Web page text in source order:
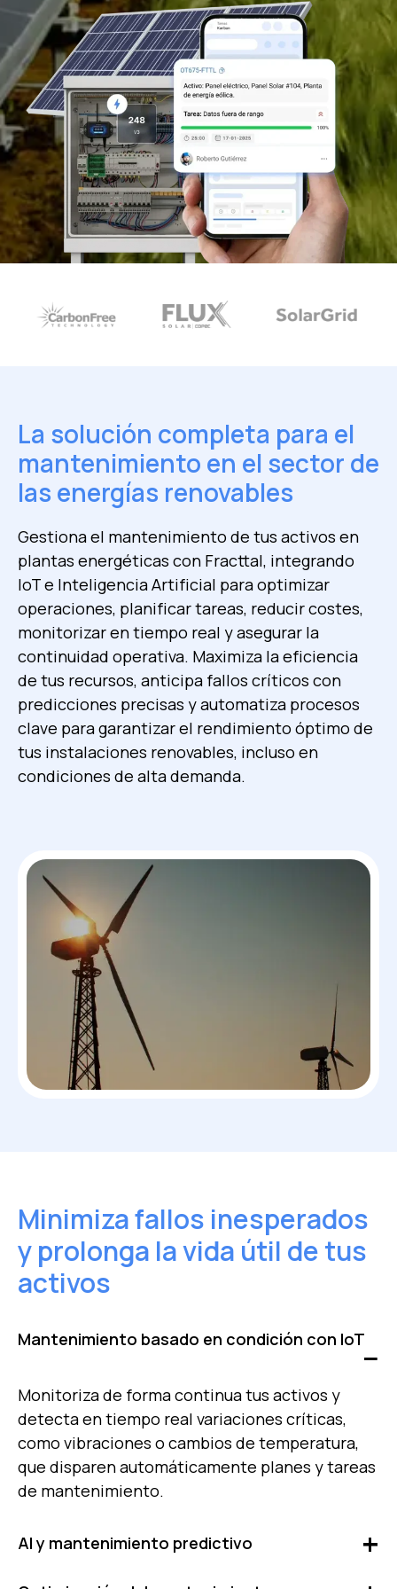
La solución completa para el
mantenimiento en el sector de
las energías renovables
Gestiona el mantenimiento de tus activos en
plantas energéticas con Fracttal, integrando
IoT e Inteligencia Artificial para optimizar
operaciones, planificar tareas, reducir costes,
monitorizar en tiempo real y asegurar la
continuidad operativa. Maximiza la eficiencia
de tus recursos, anticipa fallos críticos con
predicciones precisas y automatiza procesos
clave para garantizar el rendimiento óptimo de
tus instalaciones renovables, incluso en
condiciones de alta demanda.
Minimiza fallos inesperados
y prolonga la vida útil de tus
activos
Mantenimiento basado en condición con IoT
Monitoriza de forma continua tus activos y
detecta en tiempo real variaciones críticas,
como vibraciones o cambios de temperatura,
que disparen automáticamente planes y tareas
de mantenimiento.
AI y mantenimiento predictivo
Optimiza cada paso del mantenimiento con la